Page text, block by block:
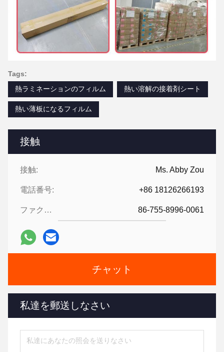
接触
接触: Ms. Abby Zou
電話番号: +86 18126266193
ファクシミリ: 86-755-8996-0061
チャット
私達を郵送しなさい
Tags:
熱ラミネーションのフィルム
熱い溶解の接着剤シート
熱い薄板になるフィルム